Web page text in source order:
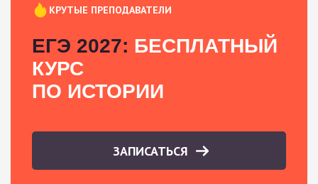
КРУТЫЕ ПРЕПОДАВАТЕЛИ
ЕГЭ 2027: БЕСПЛАТНЫЙ
КУРС
ПО ИСТОРИИ
ЗАПИСАТЬСЯ